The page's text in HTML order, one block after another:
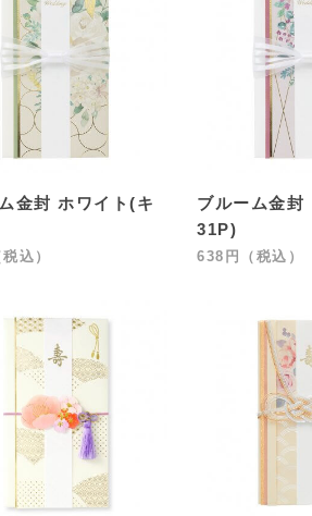
金封 ホワイト(キ
込）
ブルーム金封
31P)
638円（税込）